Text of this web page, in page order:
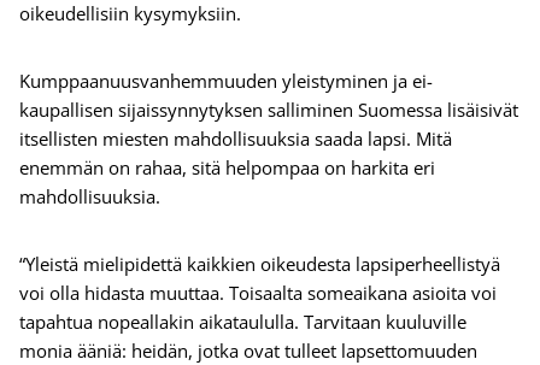
oikeudellisiin kysymyksiin.
Kumppaanuusvanhemmuuden yleistyminen ja ei-
kaupallisen sijaissynnytyksen salliminen Suomessa lisäisivät
itsellisten miesten mahdollisuuksia saada lapsi. Mitä
enemmän on rahaa, sitä helpompaa on harkita eri
mahdollisuuksia.
“Yleistä mielipidettä kaikkien oikeudesta lapsiperheellistyä
voi olla hidasta muuttaa. Toisaalta someaikana asioita voi
tapahtua nopeallakin aikataululla. Tarvitaan kuuluville
monia ääniä: heidän, jotka ovat tulleet lapsettomuuden